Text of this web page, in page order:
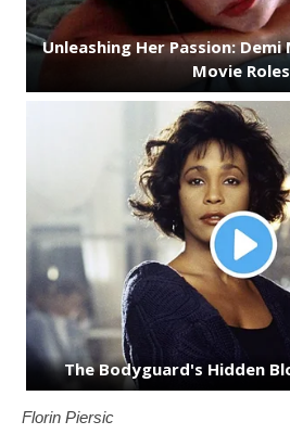
Florin Piersic